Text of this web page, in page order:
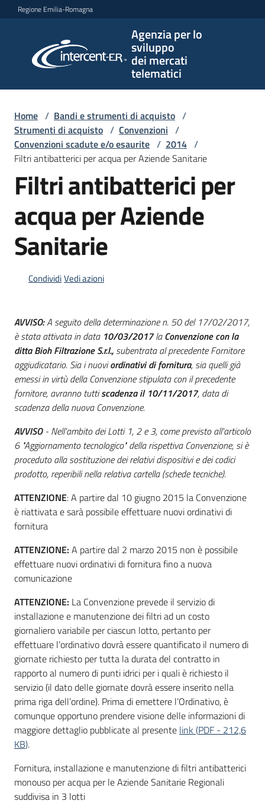
Vai al contenuto
Vai alla navigazione
Vai al footer
Regione Emilia-Romagna
Agenzia per lo
sviluppo
dei mercati
telematici
per lo
sviluppo
telematici
Bandi
strumenti
di
acquisto
Supporto
Piattaforme
telematiche
English
su
Home / Bandi e strumenti di acquisto /
Strumenti di acquisto / Convenzioni /
Convenzioni scadute e/o esaurite / 2014 /
Filtri antibatterici per acqua per Aziende Sanitarie
Filtri antibatterici per
acqua per Aziende
Sanitarie
CondividiVedi azioni
AVVISO:A seguito della determinazione n. 50 del 17/02/2017,
è stata attivata in data 10/03/2017laConvenzione con la
ditta Bioh Filtrazione S.r.l., subentrata al precedente Fornitore
aggiudicatario. Sia i nuoviordinativi di fornitura, sia quelli già
emessi in virtù della Convenzione stipulata con il precedente
fornitore, avranno tuttiscadenza il 10/11/2017, data di
scadenza della nuova Convenzione.
AVVISO- Nell'ambito dei Lotti 1, 2 e 3, come previsto all'articolo
6 "Aggiornamento tecnologico" della rispettiva Convenzione, si è
proceduto alla sostituzione dei relativi dispositivi e dei codici
prodotto, reperibili nella relativa cartella (schede tecniche).
ATTENZIONE: A partire dal 10 giugno 2015 la Convenzione
è riattivata e sarà possibile effettuare nuovi ordinativi di
fornitura
ATTENZIONE: A partire dal 2 marzo 2015 non è possibile
effettuare nuovi ordinativi di fornitura fino a nuova
comunicazione
ATTENZIONE: La Convenzione prevede il servizio di
installazione e manutenzione dei filtri ad un costo
giornaliero variabile per ciascun lotto, pertanto per
effettuare l’ordinativo dovrà essere quantificato il numero di
giornate richiesto per tutta la durata del contratto in
rapporto al numero di punti idrici per i quali è richiesto il
servizio (il dato delle giornate dovrà essere inserito nella
prima riga dell’ordine). Prima di emettere l’Ordinativo, è
comunque opportuno prendere visione delle informazioni di
maggiore dettaglio pubblicate al presente link (PDF - 212,6
KB).
Fornitura, installazione e manutenzione di filtri antibatterici
monouso per acqua per le Aziende Sanitarie Regionali
suddivisa in 3 lotti